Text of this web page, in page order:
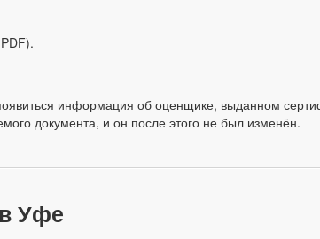
информация об оценщике, выданном
документа, и он после этого не был изменён.
Уфе